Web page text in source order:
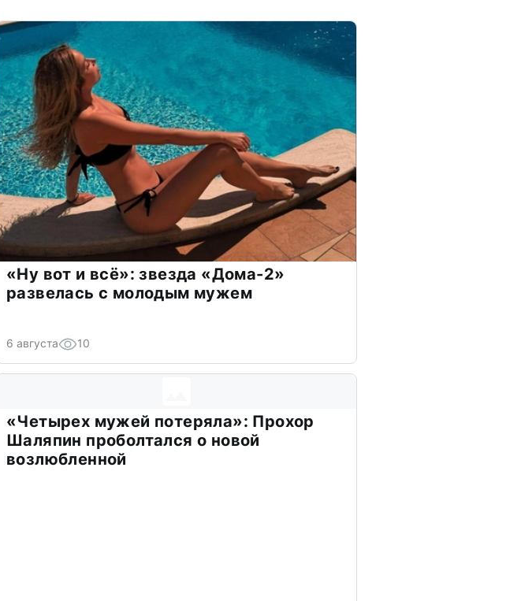
«Ну вот и всё»: звезда «Дома-2»
развелась с молодым мужем
6 августа 10
«Четырех мужей потеряла»: Прохор
Шаляпин проболтался о новой
возлюбленной